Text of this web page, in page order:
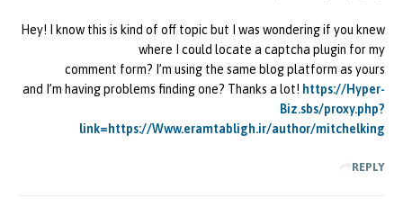
Hey! I know this is kind of off topic but I was wondering if you knew
where I could locate a captcha plugin for my
comment form? I’m using the same blog platform as yours
and I’m having problems finding one? Thanks a lot! https://Hyper-
Biz.sbs/proxy.php?
link=https://Www.eramtabligh.ir/author/mitchelking
REPLY